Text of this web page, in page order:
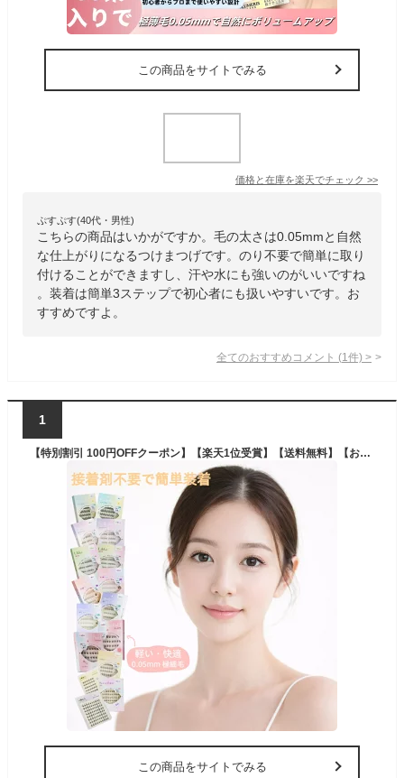
この商品をサイトでみる
価格と在庫を楽天でチェック >>
ぷすぷす(40代・男性)
こちらの商品はいかがですか。毛の太さは0.05mmと自然
な仕上がりになるつけまつげです。のり不要で簡単に取り
付けることができますし、汗や水にも強いのがいいですね
。装着は簡単3ステップで初心者にも扱いやすいです。お
すすめですよ。
全てのおすすめコメント (1 件) >
1
【特別割引 100円OFFクーポン】【楽天1位受賞】【送料無料】【お試し用】つけまつげ ナチュラル のり不要 48束 3D 自然派 束感 部分用 1秒装着 マツエク 落ちにくい 初心者OK 長時間キープ ナチュラル 可愛い 立体感 自然派 長持ち 耐久性が高い アイメーク 粘着力強い
この商品をサイトでみる